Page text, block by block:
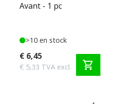
Avant - 1 pc
>10 en stock
€ 6,45
€ 5,33 TVA excl. shopping_cart